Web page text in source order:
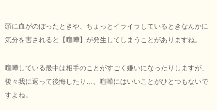
頭に血がのぼったときや、ちょっとイライラしているときなんかに
気分を害されると【喧嘩】が発生してしまうことがありますね。
喧嘩している最中は相手のことがすごく嫌いになったりしますが、
後々我に返って後悔したり…。喧嘩にはいいことがひとつもないで
すよね。